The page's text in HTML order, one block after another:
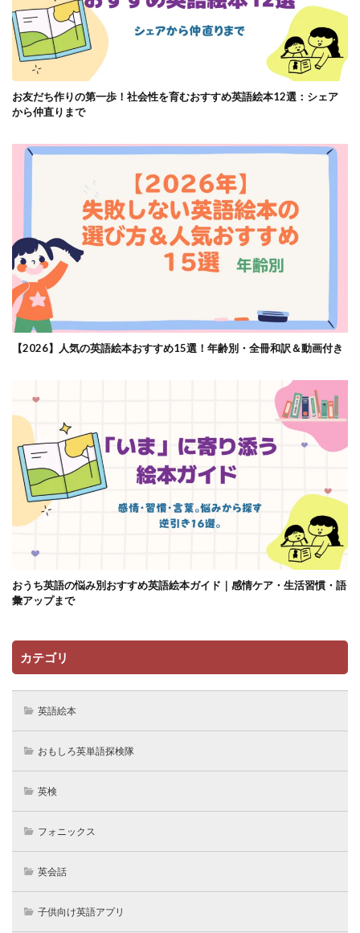
お友だち作りの第一歩！社会性を育むおすすめ英語絵本12選：シェア
から仲直りまで
【2026】人気の英語絵本おすすめ15選！年齢別・全冊和訳＆動画付き
おうち英語の悩み別おすすめ英語絵本ガイド｜感情ケア・生活習慣・語
彙アップまで
カテゴリ
英語絵本
おもしろ英単語探検隊
英検
フォニックス
英会話
子供向け英語アプリ